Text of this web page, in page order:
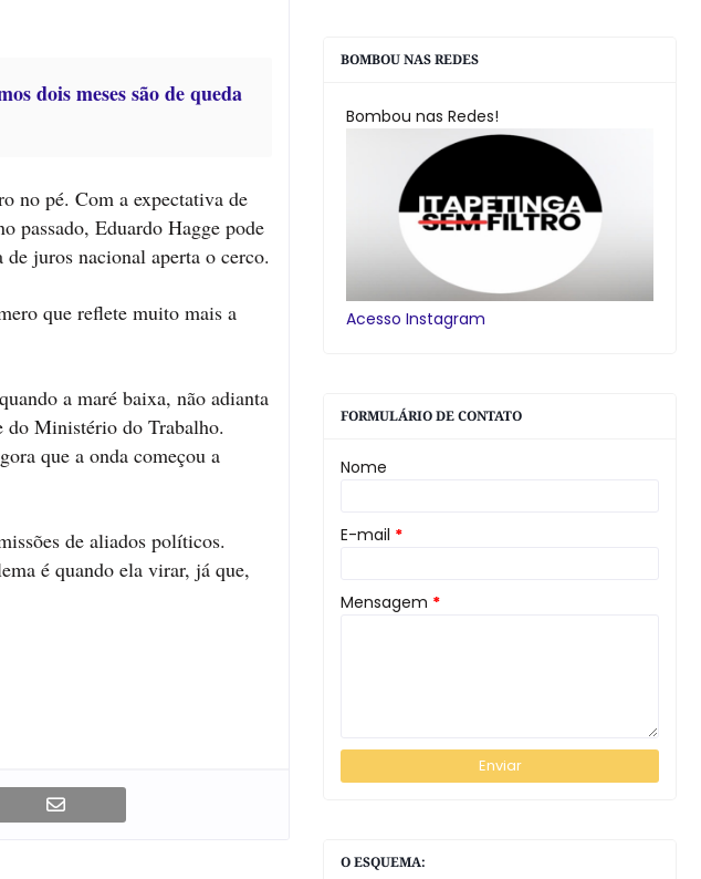
dois meses são de queda
no pé. Com a expectativa de
passado, Eduardo Hagge pode
juros nacional aperta o cerco.
que reflete muito mais a
a maré baixa, não adianta
do Ministério do Trabalho.
que a onda começou a
de aliados políticos.
é quando ela virar, já que,
BOMBOU NAS REDES
Bombou nas Redes!
Acesso Instagram
FORMULÁRIO DE CONTATO
Nome
E-mail *
Mensagem *
O ESQUEMA: